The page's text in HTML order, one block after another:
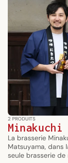
2 PRODUITS
Minakuchi
La brasserie
Matsuyama, dans
seule brasserie de